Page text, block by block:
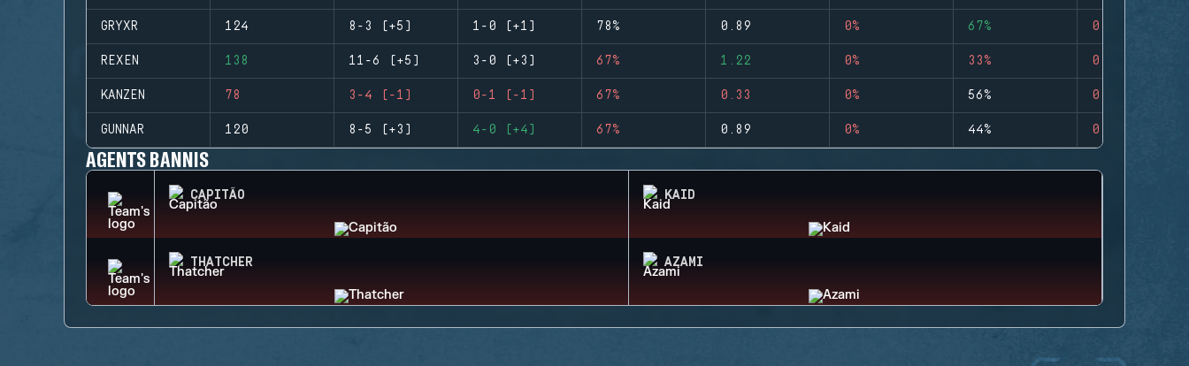
GRYXR 124 8-3 (+5) 1-0 (+1) 78% 0.89 0% 67% 0
REXEN 138 11-6 (+5) 3-0 (+3) 67% 1.22 0% 33% 0
KANZEN 78 3-4 (-1) 0-1 (-1) 67% 0.33 0% 56% 0
GUNNAR 120 8-5 (+3) 4-0 (+4) 67% 0.89 0% 44% 0
AGENTS BANNIS
CAPITÃO KAID
THATCHER AZAMI